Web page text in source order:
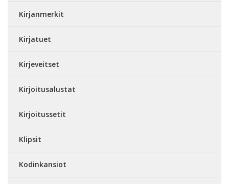
Kirjanmerkit
Kirjatuet
Kirjeveitset
Kirjoitusalustat
Kirjoitussetit
Klipsit
Kodinkansiot